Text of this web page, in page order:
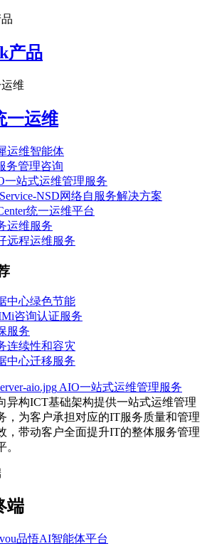
产品
维
一运维
运维智能体
务管理咨询
一站式运维管理服务
NSD网络自服务解决方案
统一运维平台
运维服务
远程运维服务
中心绿色节能
咨询认证服务
服务
连续性和容灾
中心迁移服务
AIO一站式运维管理服务
异构ICT基础架构提供一站式运维管理
，为客户承担对应的IT服务质量和管理
，带动客户全面提升IT的整体服务管理
。
端
品悟AI智能体平台